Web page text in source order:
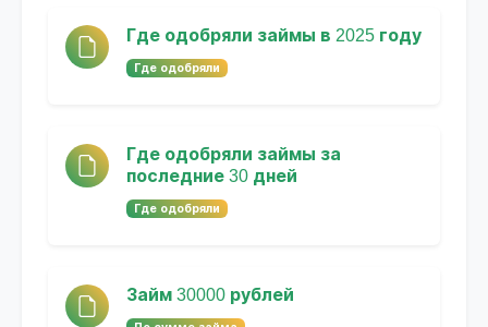
Где одобряли займы в 2025 году
Где одобряли
Где одобряли займы за
последние 30 дней
Где одобряли
Займ 30000 рублей